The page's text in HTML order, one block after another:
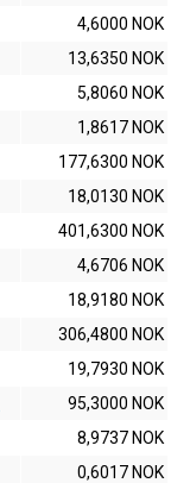
4,6000 NOK
13,6350 NOK
5,8060 NOK
1,8617 NOK
177,6300 NOK
18,0130 NOK
401,6300 NOK
4,6706 NOK
18,9180 NOK
306,4800 NOK
19,7930 NOK
95,3000 NOK
8,9737 NOK
0,6017 NOK